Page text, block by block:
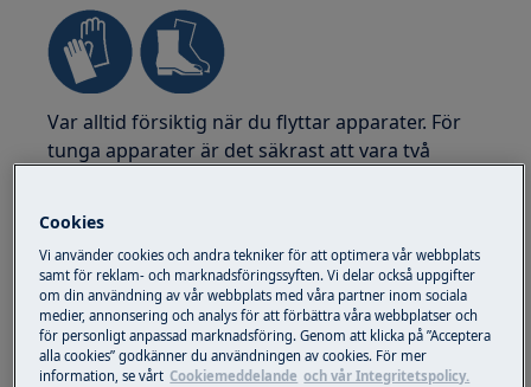
Var alltid försiktig när du flyttar apparater. För
tunga apparater är det säkrast att vara två
skyddshandskar hela tiden för att skydda dig
mot skärsår från vassa kanter.
Cookies
Vi använder cookies och andra tekniker för att optimera vår webbplats
samt för reklam- och marknadsföringssyften. Vi delar också uppgifter
om din användning av vår webbplats med våra partner inom sociala
medier, annonsering och analys för att förbättra våra webbplatser och
för personligt anpassad marknadsföring. Genom att klicka på ”Acceptera
alla cookies” godkänner du användningen av cookies. För mer
information, se vårt Cookiemeddelande och vår Integritetspolicy.